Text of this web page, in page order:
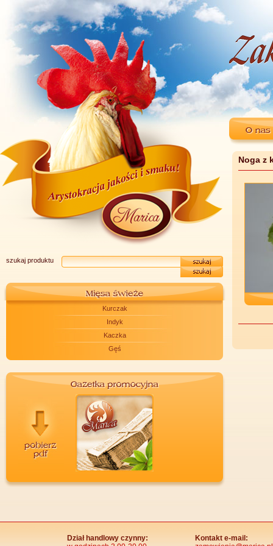
szukaj produktu
Kurczak
Indyk
Kaczka
Gęś
Noga z
Dział handlowy czynny:
Kontakt e-mail: